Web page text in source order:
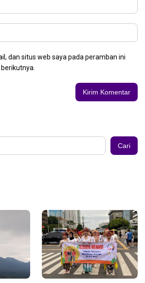
dan situs web saya pada peramban ini
Cari